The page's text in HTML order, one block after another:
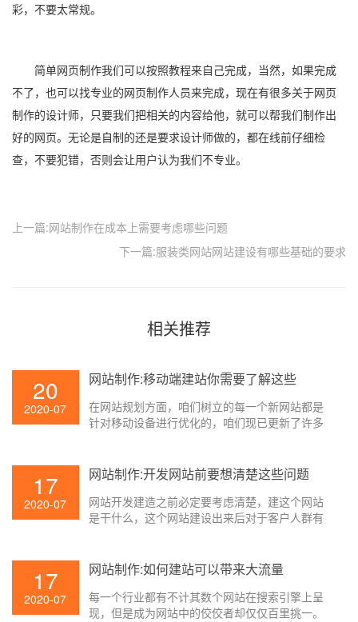
彩，不要太常规。
简单网页制作我们可以按照教程来自己完成，当然，如果完成
不了，也可以找专业的网页制作人员来完成，现在有很多关于网页
制作的设计师，只要我们把相关的内容给他，就可以帮我们制作出
好的网页。无论是自制的还是要求设计师做的，都在线前仔细检
查，不要犯错，否则会让用户认为我们不专业。
上一篇:网站制作在成本上需要考虑哪些问题
下一篇:服装类网站网站建设有哪些基础的要求
相关推荐
20
2020-07
网站制作:移动端建站你需要了解这些
在网站规划方面，咱们树立的每一个新网站都是
针对移动设备进行优化的，咱们现已更新了许多
些呢？以下是壹起航关于一些移动网站制作需求
17
2020-07
网站制作:开发网站前要想清楚这些问题
网站开发建造之前必定要考虑清楚，建这个网站
是干什么，这个网站建设出来后对于客户人群有
会有价值关于企业和个人的开展才会有协助。下
17
2020-07
网站制作:如何建站可以带来大流量
每一个行业都有不计其数个网站在搜索引擎上呈
现，但是成为网站中的佼佼者却仅仅百里挑一。